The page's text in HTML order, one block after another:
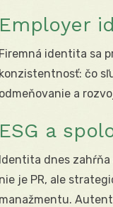
Employer
Firemná identita sa
konzistentnosť: čo
odmeňovanie a
ESG a
Identita dnes zahŕňa
nie je PR, ale
manažmentu.